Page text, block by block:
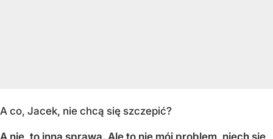
A co, Jacek, nie chcą się szczepić?
A nie, to inna sprawa. Ale to nie mój problem, niech się